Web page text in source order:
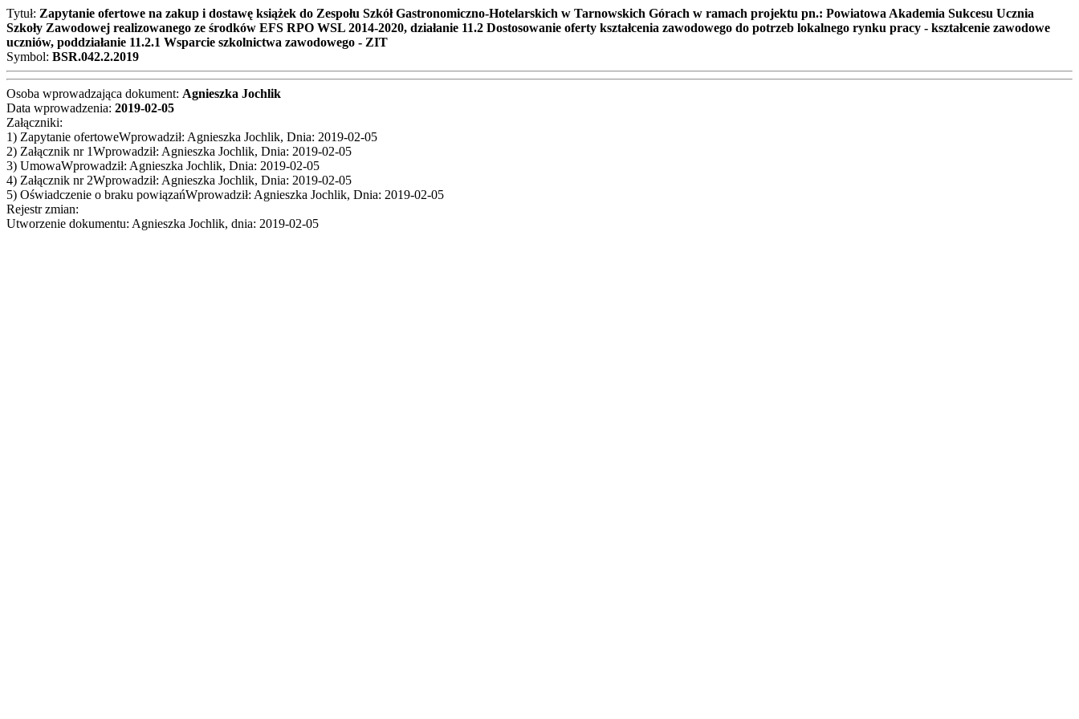
Tytuł: Zapytanie ofertowe na zakup i dostawę książek do Zespołu Szkół Gastronomiczno-Hotelarskich w Tarnowskich Górach w ramach projektu pn.: Powiatowa Akademia Sukcesu Ucznia
Szkoły Zawodowej realizowanego ze środków EFS RPO WSL 2014-2020, działanie 11.2 Dostosowanie oferty kształcenia zawodowego do potrzeb lokalnego rynku pracy - kształcenie zawodowe
uczniów, poddziałanie 11.2.1 Wsparcie szkolnictwa zawodowego - ZIT
Symbol: BSR.042.2.2019
Osoba wprowadzająca dokument: Agnieszka Jochlik
Data wprowadzenia: 2019-02-05
Załączniki:
1) Zapytanie ofertoweWprowadził: Agnieszka Jochlik, Dnia: 2019-02-05
2) Załącznik nr 1Wprowadził: Agnieszka Jochlik, Dnia: 2019-02-05
3) UmowaWprowadził: Agnieszka Jochlik, Dnia: 2019-02-05
4) Załącznik nr 2Wprowadził: Agnieszka Jochlik, Dnia: 2019-02-05
5) Oświadczenie o braku powiązańWprowadził: Agnieszka Jochlik, Dnia: 2019-02-05
Rejestr zmian:
Utworzenie dokumentu: Agnieszka Jochlik, dnia: 2019-02-05